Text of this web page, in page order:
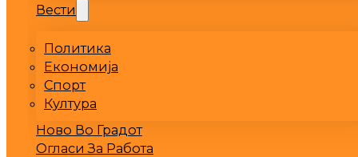
Вести
Политика
Економија
Спорт
Култура
Ново Во Градот
Огласи За Работа